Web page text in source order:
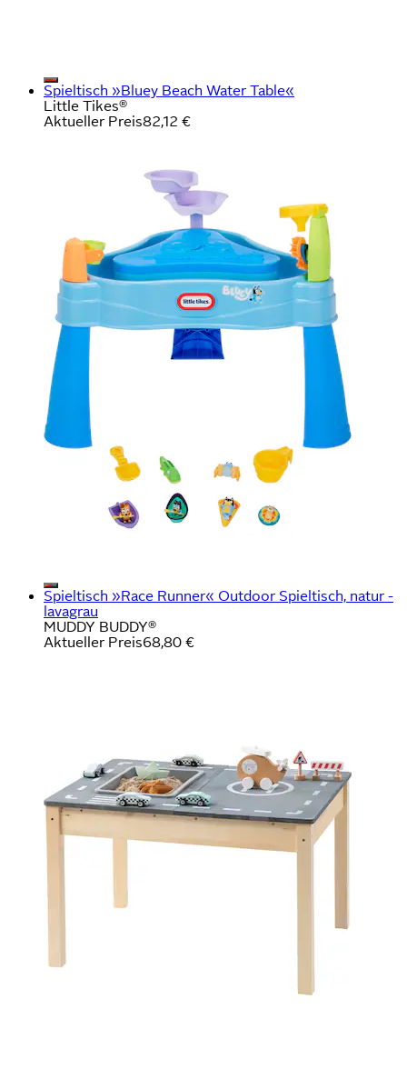
Spieltisch »Bluey Beach Water Table«
Little Tikes®
Aktueller Preis82,12 €
Spieltisch »Race Runner« Outdoor Spieltisch, natur -
lavagrau
MUDDY BUDDY®
Aktueller Preis68,80 €